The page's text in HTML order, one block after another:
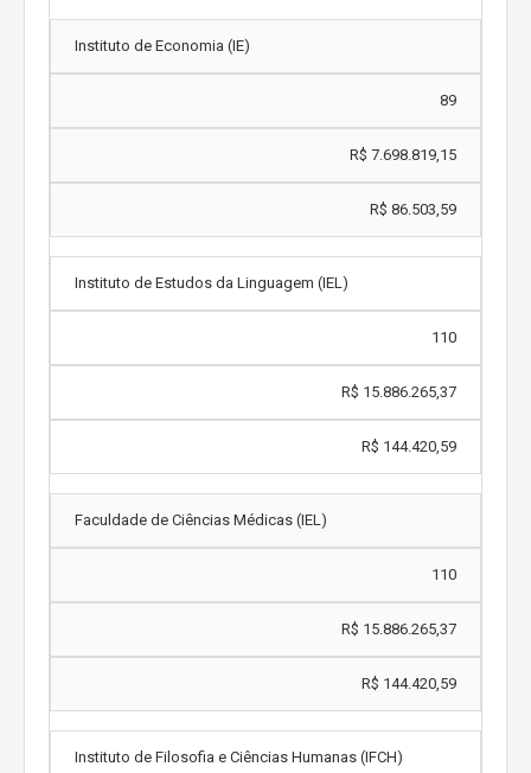
Instituto de Economia (IE)
89
R$ 7.698.819,15
R$ 86.503,59
Instituto de Estudos da Linguagem (IEL)
110
R$ 15.886.265,37
R$ 144.420,59
Faculdade de Ciências Médicas (IEL)
110
R$ 15.886.265,37
R$ 144.420,59
Instituto de Filosofia e Ciências Humanas (IFCH)